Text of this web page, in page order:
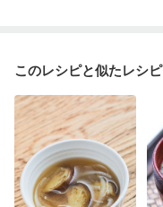
このレシピと似たレシピ